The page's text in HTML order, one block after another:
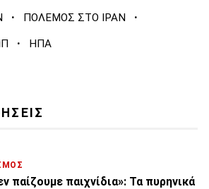
· ΠΟΛΕΜΟΣ ΣΤΟ ΙΡΑΝ ·
· ΗΠΑ
παίζουμε παιχνίδια»: Τα πυρηνικά